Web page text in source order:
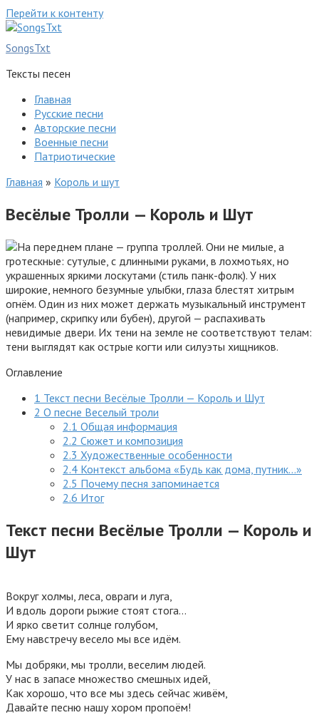
Перейти к контенту
SongsTxt
Тексты песен
Главная
Русские песни
Авторские песни
Военные песни
Патриотические
Главная » Король и шут
Весёлые Тролли — Король и Шут
Оглавление
1 Текст песни Весёлые Тролли — Король и Шут
2 О песне Веселый троли
2.1 Общая информация
2.2 Сюжет и композиция
2.3 Художественные особенности
2.4 Контекст альбома «Будь как дома, путник…»
2.5 Почему песня запоминается
2.6 Итог
Текст песни Весёлые Тролли — Король и
Шут
Вокруг холмы, леса, овраги и луга,
И вдоль дороги рыжие стоят стога…
И ярко светит солнце голубом,
Ему навстречу весело мы все идём.
Мы добряки, мы тролли, веселим людей.
У нас в запасе множество смешных идей,
Как хорошо, что все мы здесь сейчас живём,
Давайте песню нашу хором пропоём!